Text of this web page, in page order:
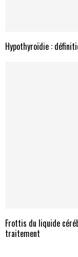
Hypothyroïdie :
Frottis du liquide
traitement